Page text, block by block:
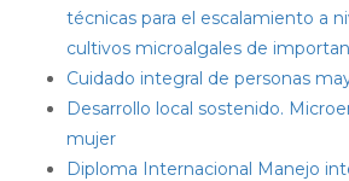
técnicas para el escalamiento a
cultivos microalgales de
Cuidado integral de personas
Desarrollo local sostenido.
mujer
Diploma Internacional Manejo